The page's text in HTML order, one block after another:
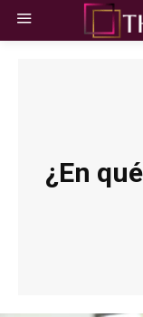
¿En qué consiste la patria